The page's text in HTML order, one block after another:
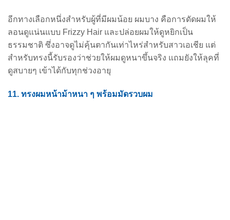
อีกทางเลือกหนึ่งสำหรับผู้ที่มีผมน้อย ผมบาง คือการดัดผมให้
ลอนดูแน่นแบบ Frizzy Hair และปล่อยผมให้ดูหยิกเป็น
ธรรมชาติ ซึ่งอาจดูไม่คุ้นตากันเท่าไหร่สำหรับสาวเอเชีย แต่
สำหรับทรงนี้รับรองว่าช่วยให้ผมดูหนาขึ้นจริง แถมยังให้ลุคที่
ดูสบายๆ เข้าได้กับทุกช่วงอายุ
11. ทรงผมหน้าม้าหนา ๆ พร้อมมัดรวบผม